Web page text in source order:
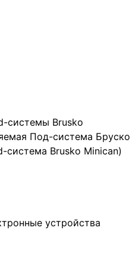
системы Brusko
Под-система Бруско
система Brusko Minican)
устройства